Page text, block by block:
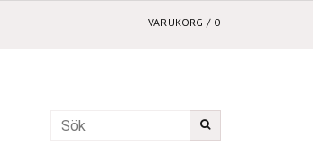
VARUKORG / 0